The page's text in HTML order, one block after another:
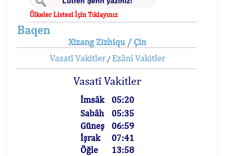
Ülkeler Listesi İçin Tıklayınız
Baqen
Xizang Zizhiqu / Çin
Vasatî Vakitler/ Ezânî Vakitler
Vasatî Vakitler
İmsâk
05:20
Sabâh
05:35
Güneş
06:59
İşrak
07:41
Öğle
13:58